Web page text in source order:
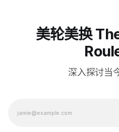
美轮美换
深入探讨当